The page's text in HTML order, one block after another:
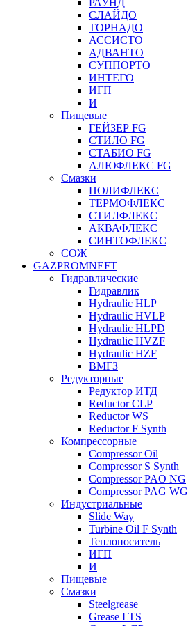
РАУНД
СЛАЙДО
ТОРНАДО
АССИСТО
АДВАНТО
СУППОРТО
ИНТЕГО
ИГП
И
Пищевые
ГЕЙЗЕР FG
СТИЛО FG
СТАБИО FG
АЛЮФЛЕКС FG
Смазки
ПОЛИФЛЕКС
ТЕРМОФЛЕКС
СТИЛФЛЕКС
АКВАФЛЕКС
СИНТОФЛЕКС
СОЖ
GAZPROMNEFT
Гидравлические
Гидравлик
Hydraulic HLP
Hydraulic HVLP
Hydraulic HLPD
Hydraulic HVZF
Hydraulic HZF
ВМГЗ
Редукторные
Редуктор ИТД
Reductor CLP
Reductor WS
Reductor F Synth
Компрессорные
Compressor Oil
Compressor S Synth
Compressor PAO NG
Compressor PAG WG
Индустриальные
Slide Way
Turbine Oil F Synth
Теплоноситель
ИГП
И
Пищевые
Смазки
Steelgrease
Grease LTS